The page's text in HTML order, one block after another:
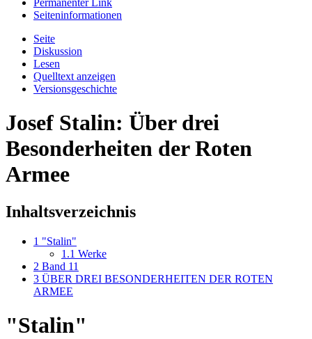
Seiten­­informationen
Seite
Diskussion
Lesen
Quelltext anzeigen
Versionsgeschichte
Josef Stalin: Über drei
Besonderheiten der Roten
Armee
Inhaltsverzeichnis
1 "Stalin"
1.1 Werke
2 Band 11
3 ÜBER DREI BESONDERHEITEN DER ROTEN
ARMEE
"Stalin"